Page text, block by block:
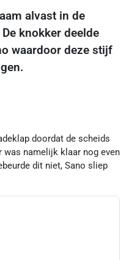
alvast in de
knokker deelde
waardoor deze stijf
doordat de scheids
was namelijk klaar nog even
dit niet, Sano sliep